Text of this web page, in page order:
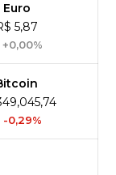
Euro
5,87
+0,00%
-0,29%